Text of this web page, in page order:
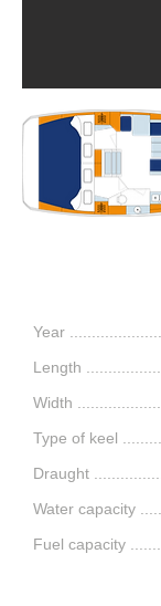
Year
L ength ........
Width
Type of keel
Draught
Water capacity ...
Fuel capacity